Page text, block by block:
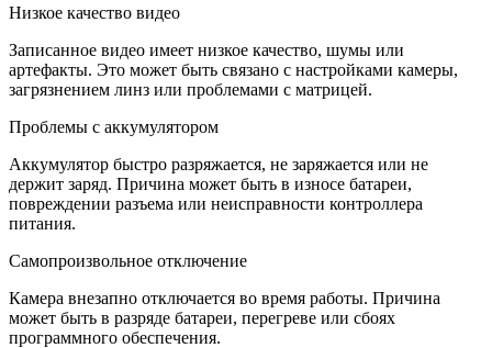
Низкое качество видео
Записанное видео имеет низкое качество, шумы или
артефакты. Это может быть связано с настройками камеры,
загрязнением линз или проблемами с матрицей.
Проблемы с аккумулятором
Аккумулятор быстро разряжается, не заряжается или не
держит заряд. Причина может быть в износе батареи,
повреждении разъема или неисправности контроллера
питания.
Самопроизвольное отключение
Камера внезапно отключается во время работы. Причина
может быть в разряде батареи, перегреве или сбоях
программного обеспечения.